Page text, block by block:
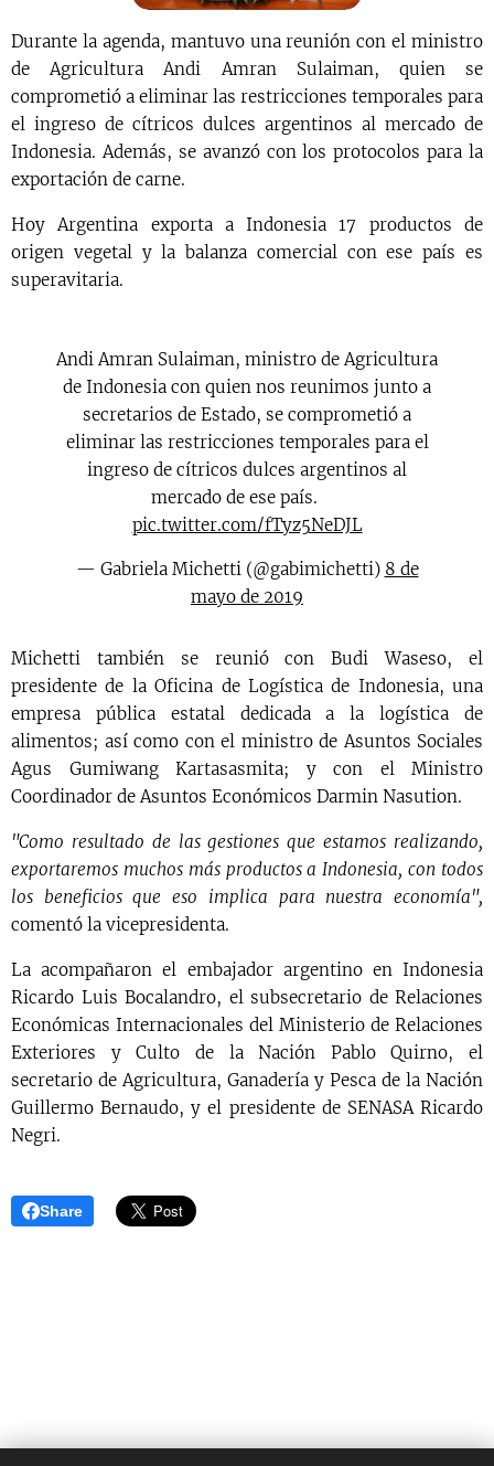
Durante la agenda, mantuvo una reunión con el ministro
de Agricultura Andi Amran Sulaiman, quien se
comprometió a eliminar las restricciones temporales para
el ingreso de cítricos dulces argentinos al mercado de
Indonesia. Además, se avanzó con los protocolos para la
exportación de carne.
Hoy Argentina exporta a Indonesia 17 productos de
origen vegetal y la balanza comercial con ese país es
superavitaria.
Andi Amran Sulaiman, ministro de Agricultura
de Indonesia con quien nos reunimos junto a
secretarios de Estado, se comprometió a
eliminar las restricciones temporales para el
ingreso de cítricos dulces argentinos al
mercado de ese país. 🍊
pic.twitter.com/fTyz5NeDJL
— Gabriela Michetti (@gabimichetti) 8 de
mayo de 2019
Michetti también se reunió con Budi Waseso, el
presidente de la Oficina de Logística de Indonesia, una
empresa pública estatal dedicada a la logística de
alimentos; así como con el ministro de Asuntos Sociales
Agus Gumiwang Kartasasmita; y con el Ministro
Coordinador de Asuntos Económicos Darmin Nasution.
"Como resultado de las gestiones que estamos realizando,
exportaremos muchos más productos a Indonesia, con todos
los beneficios que eso implica para nuestra economía",
comentó la vicepresidenta.
La acompañaron el embajador argentino en Indonesia
Ricardo Luis Bocalandro, el subsecretario de Relaciones
Económicas Internacionales del Ministerio de Relaciones
Exteriores y Culto de la Nación Pablo Quirno, el
secretario de Agricultura, Ganadería y Pesca de la Nación
Guillermo Bernaudo, y el presidente de SENASA Ricardo
Negri.
Share